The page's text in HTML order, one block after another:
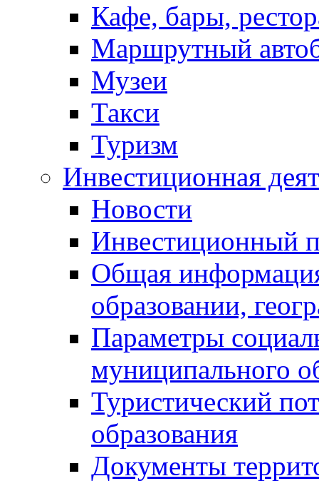
Кафе, бары,
Маршрутный
Музеи
Такси
Туризм
Инвестиционная
Новости
Инвестиционный
Общая
образовании,
Параметры
муниципального
Туристический
образования
Документы